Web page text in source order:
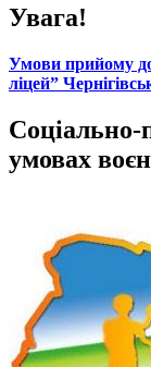
Увага!
Умови прийому
ліцей”
Соціально-
умовах